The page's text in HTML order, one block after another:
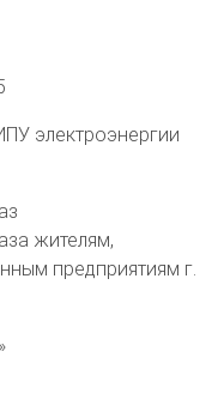
электроэнергии
жителям,
предприятиям г.